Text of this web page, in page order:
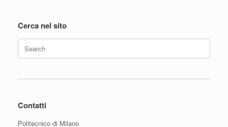
Cerca nel sito
Search
for:
Contatti
Politecnico di Milano